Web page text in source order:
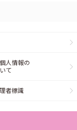
人情報の
て
者標識